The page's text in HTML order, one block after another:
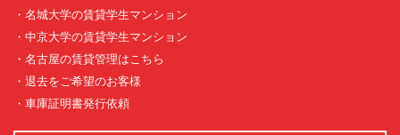
・名城大学の賃貸学生マンション
・中京大学の賃貸学生マンション
・名古屋の賃貸管理はこちら
・退去をご希望のお客様
・車庫証明書発行依頼